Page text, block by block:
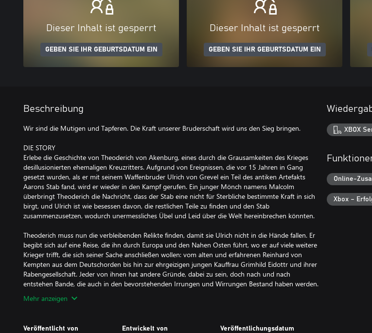
Dieser Inhalt ist gesperrt
GEBEN SIE IHR GEBURTSDATUM EIN
Dieser Inhalt ist gesperrt
GEBEN SIE IHR GEBURTSDATUM EIN
Beschreibung
Wir sind die Mutigen und Tapferen. Die Kraft unserer Bruderschaft wird uns den Sieg bringen.
DIE STORY
Erlebe die Geschichte von Theoderich von Akenburg, eines durch die Grausamkeiten des Krieges
desillusionierten ehemaligen Kreuzritters. Aufgrund von Ereignissen, die vor 15 Jahren in Gang
gesetzt wurden, als er mit seinem Waffenbruder Ulrich von Grevel ein Teil des antiken Artefakts
Aarons Stab fand, wird er wieder in den Kampf gerufen. Ein junger Mönch namens Malcolm
überbringt Theoderich die Nachricht, dass der Stab eine nicht für Sterbliche bestimmte Kraft in sich
birgt, und Ulrich ist wie besessen davon, die restlichen Teile zu finden und den Stab
zusammenzusetzen, wodurch unermessliches Übel und Leid über die Welt hereinbrechen könnten.
Theoderich muss nun die verbleibenden Relikte finden, damit sie Ulrich nicht in die Hände fallen. Er
begibt sich auf eine Reise, die ihn durch Europa und den Nahen Osten führt, wo er auf viele weitere
Krieger trifft, die sich seiner Sache anschließen wollen: vom alten und erfahrenen Reinhard von
Kempten aus dem Deutschorden bis hin zur ehrgeizigen jungen Kauffrau Grimhild Eidottr und ihrer
Rabengesellschaft. Jeder von ihnen hat andere Gründe, dabei zu sein, doch nach und nach
entstehen Bande, die auch in den bevorstehenden Irrungen und Wirrungen Bestand haben werden.
Mehr anzeigen
Veröffentlicht von Entwickelt von Veröffentlichungsdatum
XBOX
Online-
Xbox –